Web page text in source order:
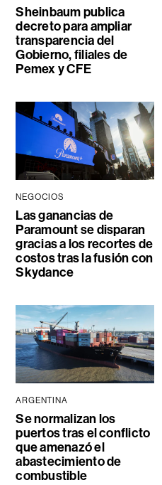
Sheinbaum publica
decreto para ampliar
transparencia del
Gobierno, filiales de
Pemex y CFE
NEGOCIOS
Las ganancias de
Paramount se disparan
gracias a los recortes de
costos tras la fusión con
Skydance
ARGENTINA
Se normalizan los
puertos tras el conflicto
que amenazó el
abastecimiento de
combustible